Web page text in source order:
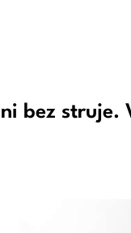
bez struje.